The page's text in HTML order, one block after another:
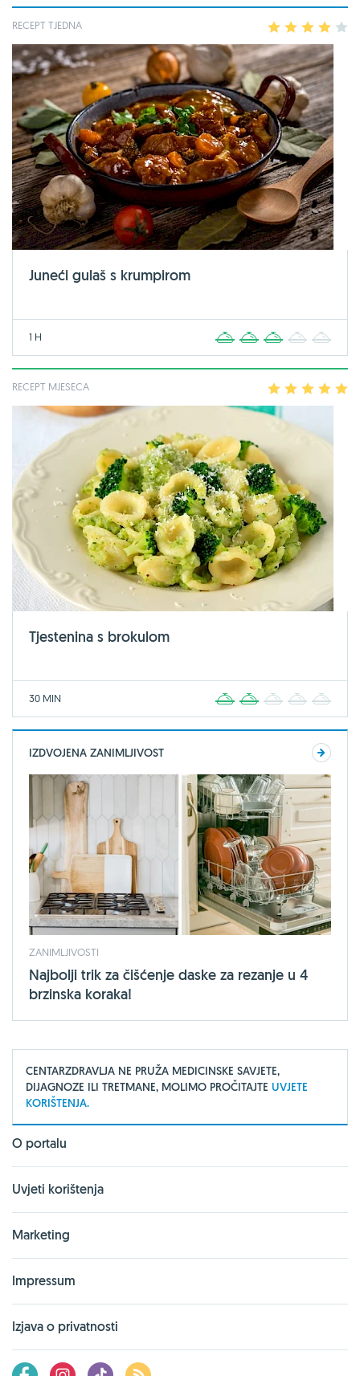
RECEPT TJEDNA 2 3 4
Juneći gulaš s krumpirom
1 H 2 3 4
RECEPT MJESECA 2 3 4
Tjestenina s brokulom
30 MIN 2 3 4
IZDVOJENA ZANIMLJIVOST
ZANIMLJIVOSTI
Najbolji trik za čišćenje daske za rezanje u 4
brzinska koraka!
CENTARZDRAVLJA NE PRUŽA MEDICINSKE SAVJETE,
DIJAGNOZE ILI TRETMANE, MOLIMO PROČITAJTE UVJETE
KORIŠTENJA.
O portalu
Uvjeti korištenja
Marketing
Impressum
Izjava o privatnosti